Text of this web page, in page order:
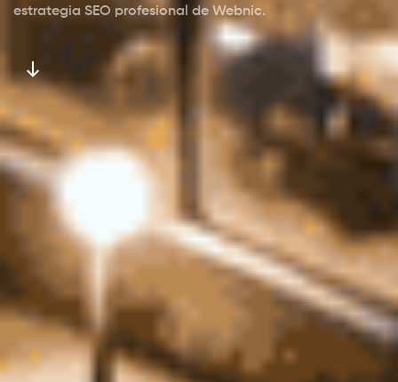
estrategia SEO profesional de Webnic.